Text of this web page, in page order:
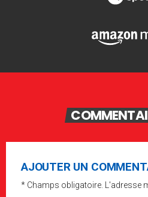
AJOUTER UN
* Champs obligatoire. L'adresse